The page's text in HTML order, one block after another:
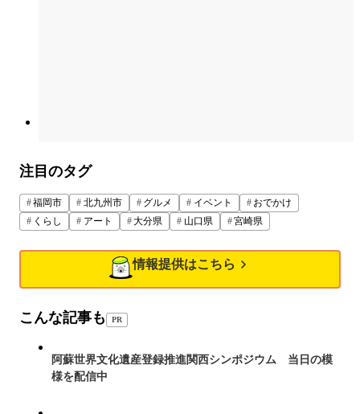
注目のタグ
福岡市 北九州市 グルメ イベント
おでかけ
くらし
アート 大分県 山口県 宮崎県
情報提供はこちら
こんな記事も PR
阿蘇世界文化遺産登録推進関西シンポジウム 当日の模
様を配信中